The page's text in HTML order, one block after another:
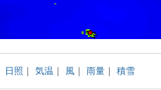
日照 ｜気温 ｜ 風 ｜雨量 ｜積雪